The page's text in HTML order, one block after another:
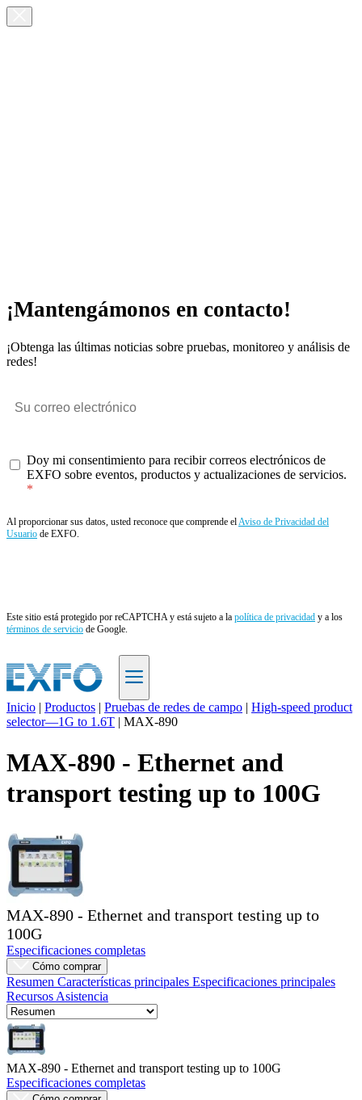
¡Mantengámonos en contacto!
¡Obtenga las últimas noticias sobre pruebas, monitoreo y análisis de
redes!
Doy mi consentimiento para recibir correos electrónicos de
EXFO sobre eventos, productos y actualizaciones de servicios.
Al proporcionar sus datos, usted reconoce que comprende elAviso de Privacidad del
Usuario de EXFO.
Este sitio está protegido por reCAPTCHA y está sujeto a la política de privacidad y a los
términos de servicio de Google.
ES
Productos
Soluciones
Asistencia
Servicios
comprar
Recursos
Contacto
Registrarse
Iniciar
sesión
Empresa
Carreras
Socios
Proveedores
Inicio | Productos | Pruebas de redes de campo | High-speed product
selector—1G to 1.6T | MAX-890
MAX-890 - Ethernet and
transport testing up to 100G
MAX-890 - Ethernet and transport testing up to
100G
Especificaciones completas
Cómo comprar
Resumen Características principales Especificaciones principales
Recursos Asistencia
MAX-890 - Ethernet and transport testing up to 100G
Especificaciones completas